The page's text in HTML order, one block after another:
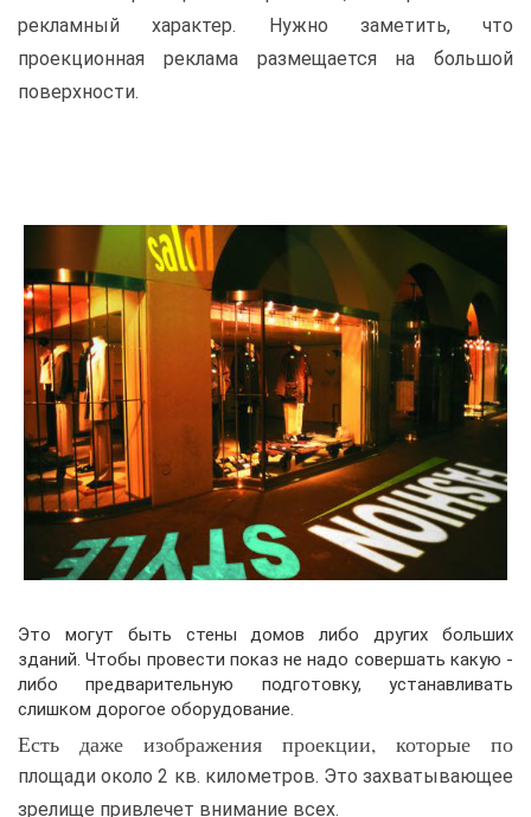
рекламный характер. Нужно заметить, что
проекционная реклама размещается на большой
поверхности.
Это могут быть стены домов либо других больших
зданий. Чтобы провести показ не надо совершать какую -
либо предварительную подготовку, устанавливать
слишком дорогое оборудование.
Есть даже изображения проекции, которые по
площади около 2 кв. километров. Это захватывающее
зрелище привлечет внимание всех.